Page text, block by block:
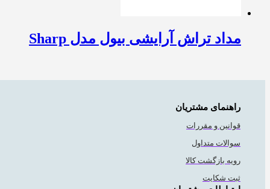
مداد تراش آرایشی بیول مدل Sharp
راهنمای مشتریان
قوانین و مقررات
سوالات متداول
رویه بازگشت کالا
ثبت شکایت